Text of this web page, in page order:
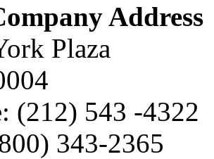
Address
Plaza
(212) 543 -4322
343-2365